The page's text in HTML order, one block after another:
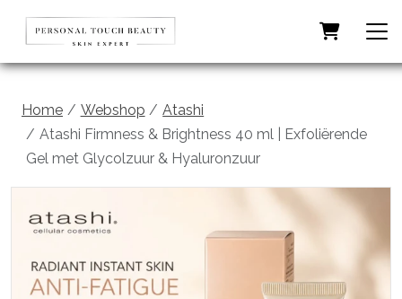
Home Webshop
Atashi
Atashi Firmness & Brightness 40 ml | Exfoliërende
Gel met Glycolzuur & Hyaluronzuur